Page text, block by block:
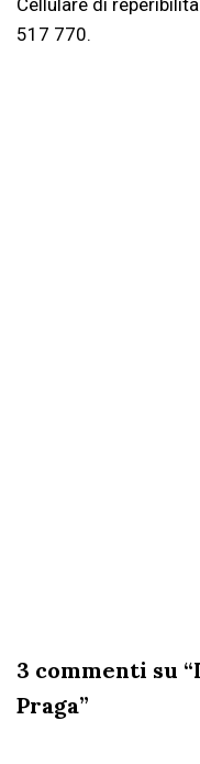
517 770.
3 commenti su
Praga”